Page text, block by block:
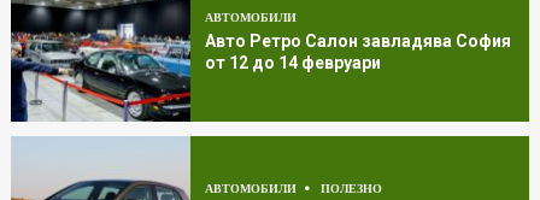
АВТОМОБИЛИ
Авто Ретро Салон завладява София
от 12 до 14 февруари
АВТОМОБИЛИ ПОЛЕЗНО